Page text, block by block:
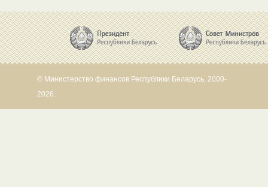
© Министерство финансов Республики Беларусь, 2000-
2026.